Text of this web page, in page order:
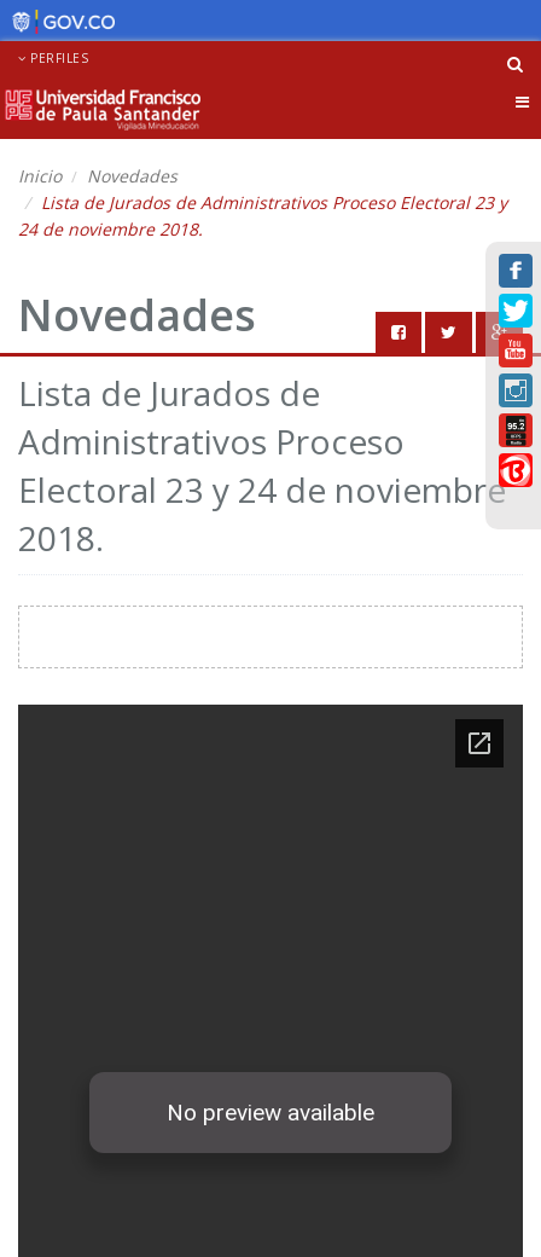
PERFILES
Inicio
Novedades
Lista de Jurados de Administrativos Proceso Electoral 23 y
24 de noviembre 2018.
Novedades
Lista de Jurados de
Administrativos Proceso
Electoral 23 y 24 de noviembre
2018.